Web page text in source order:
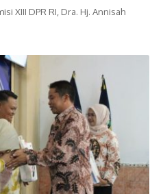
XIII DPR RI, Dra. Hj. Annisah